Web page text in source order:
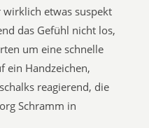
wirklich etwas suspekt
das Gefühl nicht los,
um eine schnelle
ein Handzeichen,
reagierend, die
Schramm in